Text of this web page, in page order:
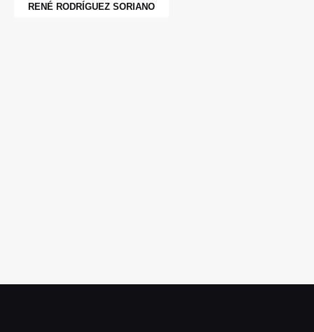
RENÉ RODRÍGUEZ SORIANO